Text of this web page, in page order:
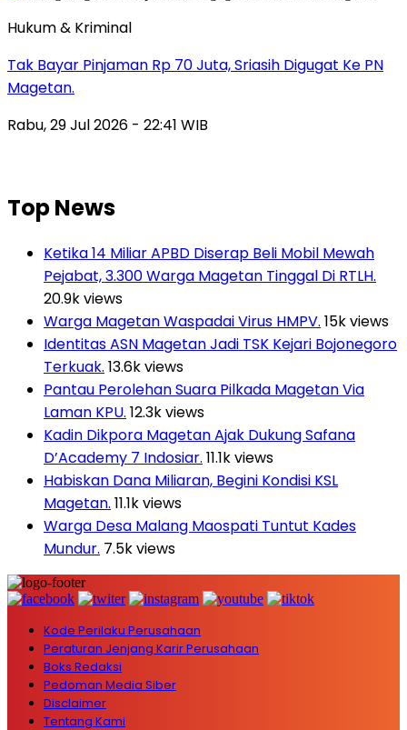
Hukum & Kriminal
Tak Bayar Pinjaman Rp 70 Juta, Sriasih Digugat Ke PN
Magetan.
Rabu, 29 Jul 2026 - 22:41 WIB
Top News
Ketika 14 Miliar APBD Diserap Beli Mobil Mewah
Pejabat, 3.300 Warga Magetan Tinggal Di RTLH.
20.9k views
Warga Magetan Waspadai Virus HMPV. 15k views
Identitas ASN Magetan Jadi TSK Kejari Bojonegoro
Terkuak. 13.6k views
Pantau Perolehan Suara Pilkada Magetan Via
Laman KPU. 12.3k views
Kadin Dikpora Magetan Ajak Dukung Safana
D’Academy 7 Indosiar. 11.1k views
Habiskan Dana Miliaran, Begini Kondisi KSL
Magetan. 11.1k views
Warga Desa Malang Maospati Tuntut Kades
Mundur. 7.5k views
Kode Perilaku Perusahaan
Peraturan Jenjang Karir Perusahaan
Boks Redaksi
Pedoman Media Siber
Disclaimer
Tentang Kami